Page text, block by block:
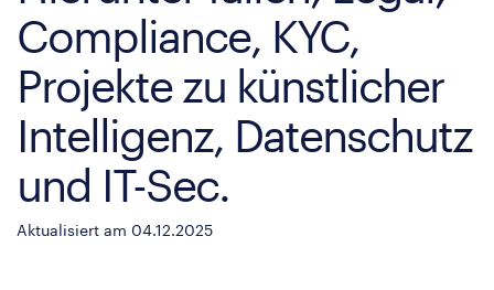
Compliance, KYC,
Projekte zu künstlicher
Intelligenz, Datenschutz
und IT-Sec.
Aktualisiert am 04.12.2025